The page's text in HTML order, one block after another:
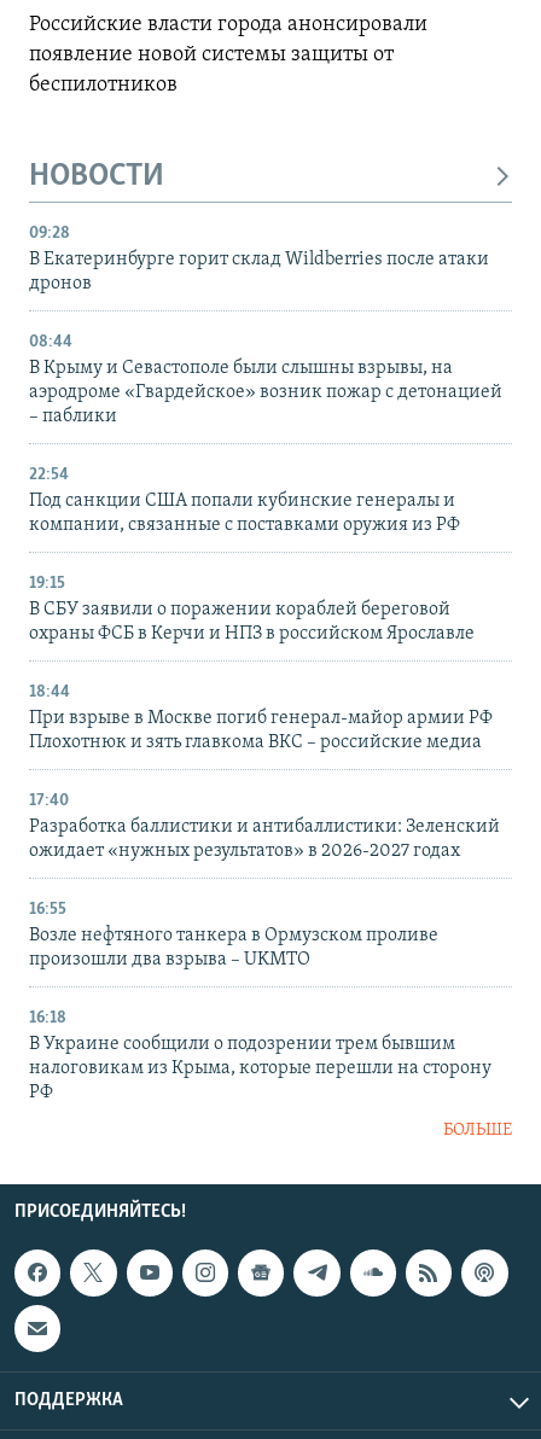
Российские власти города анонсировали
появление новой системы защиты от
беспилотников
НОВОСТИ
09:28
В Екатеринбурге горит склад Wildberries после атаки
дронов
08:44
В Крыму и Севастополе были слышны взрывы, на
аэродроме «Гвардейское» возник пожар с детонацией
– паблики
22:54
Под санкции США попали кубинские генералы и
компании, связанные с поставками оружия из РФ
19:15
В СБУ заявили о поражении кораблей береговой
охраны ФСБ в Керчи и НПЗ в российском Ярославле
18:44
При взрыве в Москве погиб генерал-майор армии РФ
Плохотнюк и зять главкома ВКС – российские медиа
17:40
Разработка баллистики и антибаллистики: Зеленский
ожидает «нужных результатов» в 2026-2027 годах
16:55
Возле нефтяного танкера в Ормузском проливе
произошли два взрыва – UKMTO
16:18
В Украине сообщили о подозрении трем бывшим
налоговикам из Крыма, которые перешли на сторону
РФ
БОЛЬШЕ
ПРИСОЕДИНЯЙТЕСЬ!
ПОДДЕРЖКА